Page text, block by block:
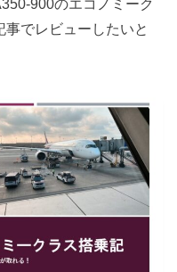
900のエコノミーク
でレビューしたいと